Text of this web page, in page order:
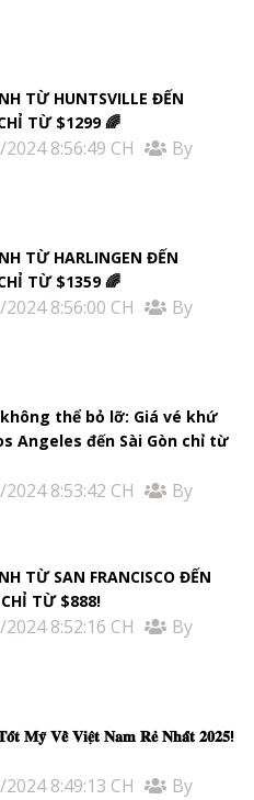
TỪ HUNTSVILLE ĐẾN
TỪ $1299 🌈
8:56:49 CH
By
TỪ HARLINGEN ĐẾN
TỪ $1359 🌈
8:56:00 CH
By
không thể bỏ lỡ: Giá vé khứ
Angeles đến Sài Gòn chỉ từ
8:53:42 CH
By
TỪ SAN FRANCISCO ĐẾN
TỪ $888!
8:52:16 CH
By
𝐌𝐲̃ 𝐕𝐞̂̀ 𝐕𝐢𝐞̣̂𝐭 𝐍𝐚𝐦 𝐑𝐞̉ 𝐍𝐡𝐚̂́𝐭 𝟐𝟎𝟐𝟓!
8:49:13 CH
By